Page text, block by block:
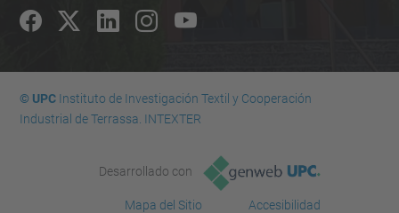
© UPCInstituto de Investigación Textil y Cooperación
Industrial de Terrassa. INTEXTER
Desarrollado con
Mapa del Sitio
Accesibilidad